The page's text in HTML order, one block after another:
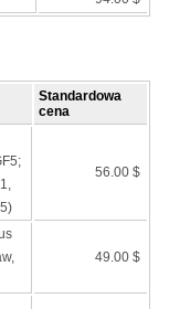
Standardowa
cena
56.00 $
49.00 $